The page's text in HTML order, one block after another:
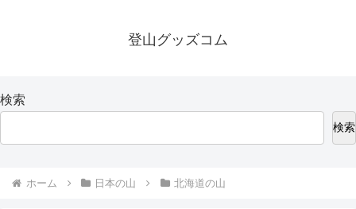
登山グッズコム
検索
検索
ホーム 日本の山 北海道の山